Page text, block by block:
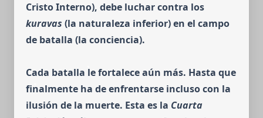
Cristo Interno), debe luchar contra los
kuravas (la naturaleza inferior) en el campo
de bata­lla (la con­ciencia).
Cada batalla le fortalece aún más. Hasta que
final­mente ha de enfrentarse incluso con la
ilusión de la muerte. Esta es la Cuarta